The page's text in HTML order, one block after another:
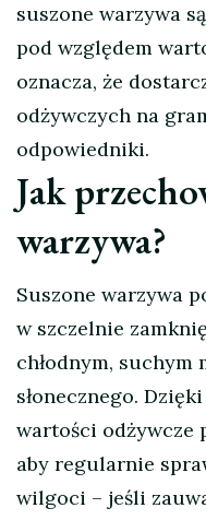
suszone warzywa
pod względem
oznacza, że
odżywczych na
odpowiedniki.
Jak
warzywa?
Suszone warzywa
w szczelnie
chłodnym, suchym
słonecznego.
wartości odżywcze
aby regularnie
wilgoci – jeśli